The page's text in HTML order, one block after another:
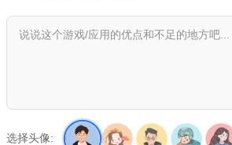
游戏介绍
控制小新不断的向前奔跑，许多可爱的角
超多可爱的动漫角色完美还原。
选择头像: